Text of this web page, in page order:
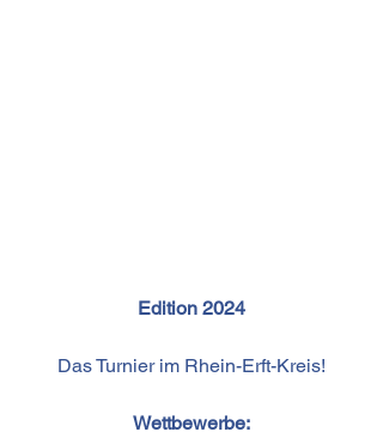
Edition 2024
Das Turnier im Rhein-Erft-Kreis!
Wettbewerbe: